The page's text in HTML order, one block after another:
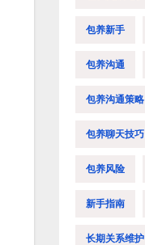
包养新手
包养沟通
包养沟通策略
包养聊天技巧
包养风险
新手指南
长期关系维护